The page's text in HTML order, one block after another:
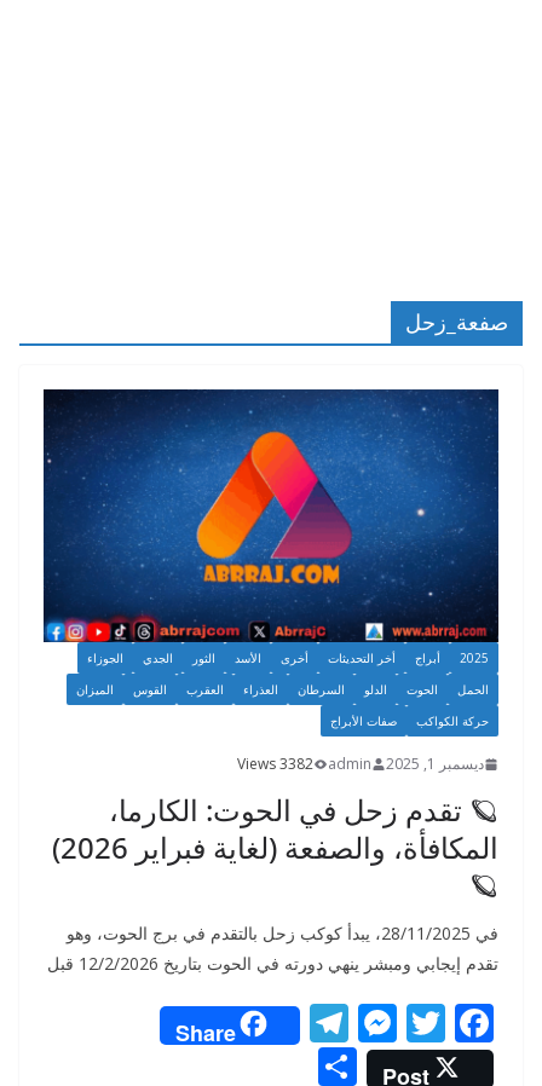
صفعة_زحل
2025 أبراج أخر التحديثات أخرى الأسد الثور الجدي
الجوزاء
الحمل
الحوت الدلو السرطان العذراء العقرب القوس
الميزان
حركة الكواكب
صفات الأبراج
ديسمبر 1, 2025 admin
3382 Views
🪐 تقدم زحل في الحوت: الكارما،
المكافأة، والصفعة (لغاية فبراير 2026)
🪐
في 28/11/2025، يبدأ كوكب زحل بالتقدم في برج الحوت، وهو
تقدم إيجابي ومبشر ينهي دورته في الحوت بتاريخ 12/2/2026 قبل
F
ac
T
w
M
e
T
el
Share
Post